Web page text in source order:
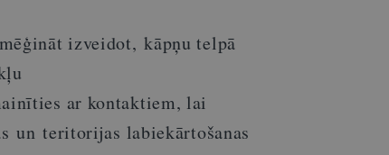
izveidot, kāpņu telpā
ar kontaktiem, lai
un teritorijas labiekārtošanas